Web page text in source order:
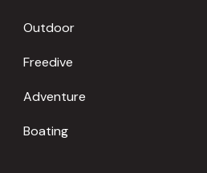
Outdoor
Freedive
Adventure
Boating